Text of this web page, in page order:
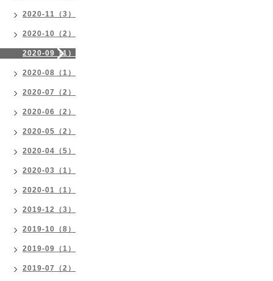
2020-11（3）
2020-10（2）
2020-09（1）
2020-08（1）
2020-07（2）
2020-06（2）
2020-05（2）
2020-04（5）
2020-03（1）
2020-01（1）
2019-12（3）
2019-10（8）
2019-09（1）
2019-07（2）